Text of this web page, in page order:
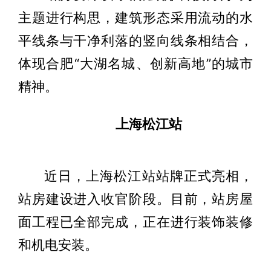
主题进行构思，建筑形态采用流动的水
平线条与干净利落的竖向线条相结合，
体现合肥“大湖名城、创新高地”的城市
精神。
上海松江站
近日，上海松江站站牌正式亮相，
站房建设进入收官阶段。目前，站房屋
面工程已全部完成，正在进行装饰装修
和机电安装。